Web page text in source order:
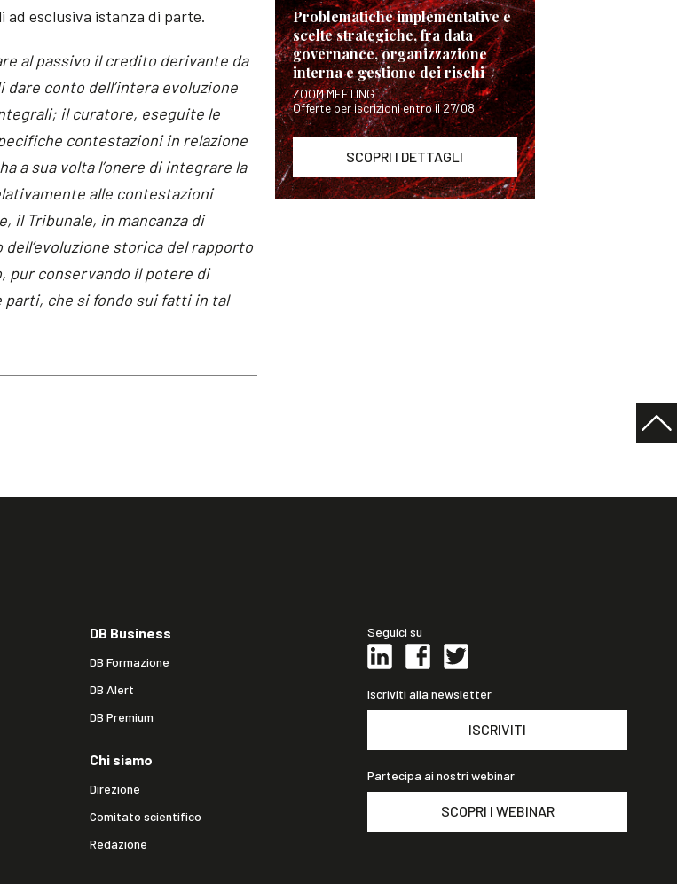
esclusiva istanza di parte.
al passivo il credito derivante da
dare conto dell’intera evoluzione
il curatore, eseguite le
contestazioni in relazione
a sua volta l’onere di integrare la
alle contestazioni
il Tribunale, in mancanza di
storica del rapporto
pur conservando il potere di
parti, che si fondo sui fatti in tal
Problematiche implementative e
scelte strategiche, fra data
governance, organizzazione
interna e gestione dei rischi
ZOOM MEETING
Offerte per iscrizioni entro il 27/08
SCOPRI I DETTAGLI
DB Business
DB Formazione
DB Alert
DB Premium
Chi siamo
Direzione
Comitato scientifico
Redazione
Seguici su
Iscriviti alla newsletter
ISCRIVITI
Partecipa ai nostri webinar
SCOPRI I WEBINAR